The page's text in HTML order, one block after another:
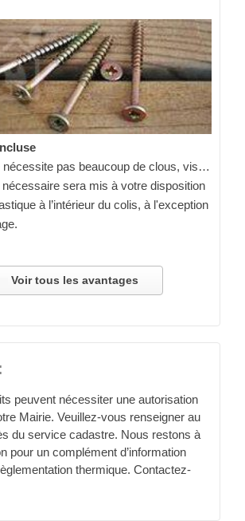
nécessite pas beaucoup de clous, vis…
nécessaire sera mis à votre disposition
à l’intérieur du colis, à l'exception
Voir tous les avantages
peuvent nécessiter une autorisation
Mairie. Veuillez-vous renseigner au
du service cadastre. Nous restons à
pour un complément d’information
thermique. Contactez-